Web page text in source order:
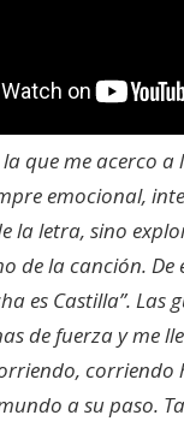
que me acerco a
emocional,
la letra, sino
de la canción. De
es Castilla”. Las
de fuerza y me
corriendo
a su paso.